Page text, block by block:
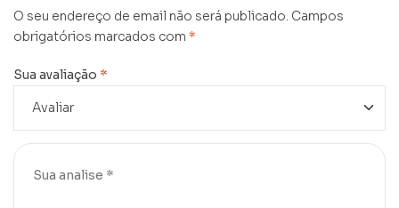
O seu endereço de email não será publicado. Campos
obrigatórios marcados com *
Sua avaliação *